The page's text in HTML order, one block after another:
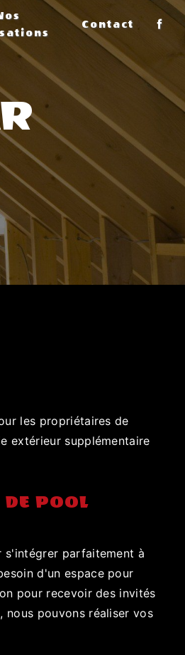
Contact
les propriétaires de
extérieur supplémentaire
POOL
s'intégrer parfaitement à
d'un espace pour
pour recevoir des invités
nous pouvons réaliser vos